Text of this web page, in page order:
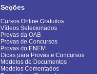
Seções
Cursos Online Gratuitos
Vídeos Selecionados
Provas da OAB
Provas de Concursos
Provas do ENEM
Dicas para Provas e Concursos
Modelos de Documentos
Modelos Comentados